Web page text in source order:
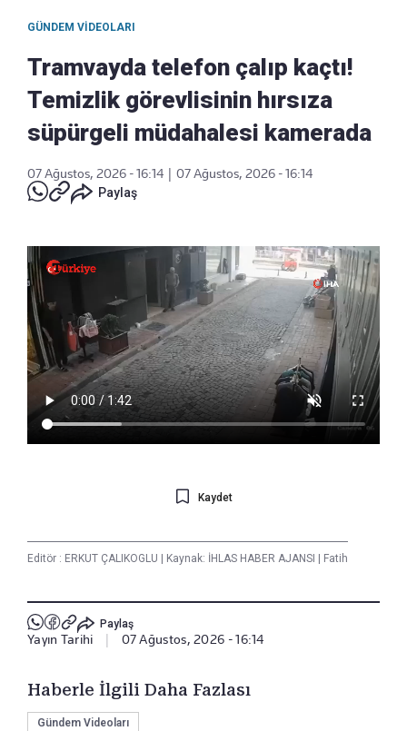
GÜNDEM VIDEOLARI
Tramvayda telefon çalıp kaçtı!
Temizlik görevlisinin hırsıza
süpürgeli müdahalesi kamerada
07 Ağustos, 2026 - 16:14
07 Ağustos, 2026 - 16:14
Paylaş
Kaydet
Editör : ERKUT ÇALIKOGLU Kaynak: İHLAS HABER AJANSI Fatih
Paylaş
Yayın Tarihi 07 Ağustos, 2026 - 16:14
Haberle İlgili Daha Fazlası
Gündem Videoları